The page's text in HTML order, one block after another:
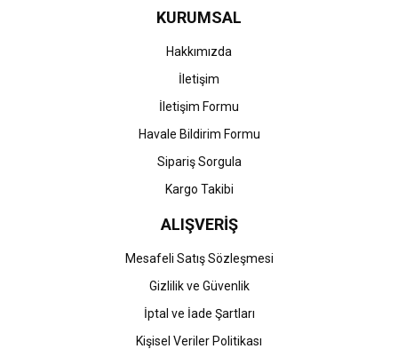
Ürün fiyatı diğer sitelerden daha pahalı.
Gönder
KURUMSAL
Hakkımızda
İletişim
İletişim Formu
Havale Bildirim Formu
Sipariş Sorgula
Kargo Takibi
ALIŞVERİŞ
Mesafeli Satış Sözleşmesi
Gizlilik ve Güvenlik
İptal ve İade Şartları
Kişisel Veriler Politikası